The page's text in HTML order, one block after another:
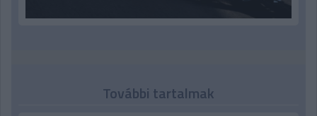
További tartalmak